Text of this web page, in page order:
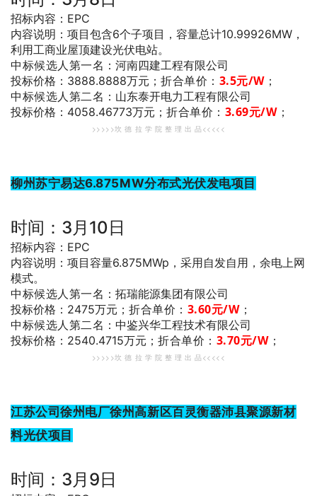
招标内容：EPC
内容说明：项目包含6个子项目，容量总计10.99926MW，
利用工商业屋顶建设光伏电站。
中标候选人第一名 ：河南四建工程有限公司
投标价格：3888.8888万元； 折合单价： 3.5元/W ；
中标候选人第二名 ：山东泰开电力工程有限公司
投标价格：4058.46773万元； 折合单价： 3.69元/W；
>>>>>坎 德 拉 学 院 整 理 出 品<<<<<
柳州苏宁易达6.875MW分布式光伏发电项目
时间：3月10日
招标内容：EPC
内容说明：项目容量6.875MWp，采用自发自用，余电上网
模式。
中标候选人第一名 ：拓瑞能源集团有限公司
投标价格：2475万元； 折合单价： 3.60元/W；
中标候选人第二名 ：中鉴兴华工程技术有限公司
投标价格：2540.4715万元； 折合单价： 3.70元/W；
>>>>>坎 德 拉 学 院 整 理 出 品<<<<<
江苏公司徐州电厂徐州高新区百灵衡器沛县聚源新材
料光伏项目
时间：3月9日